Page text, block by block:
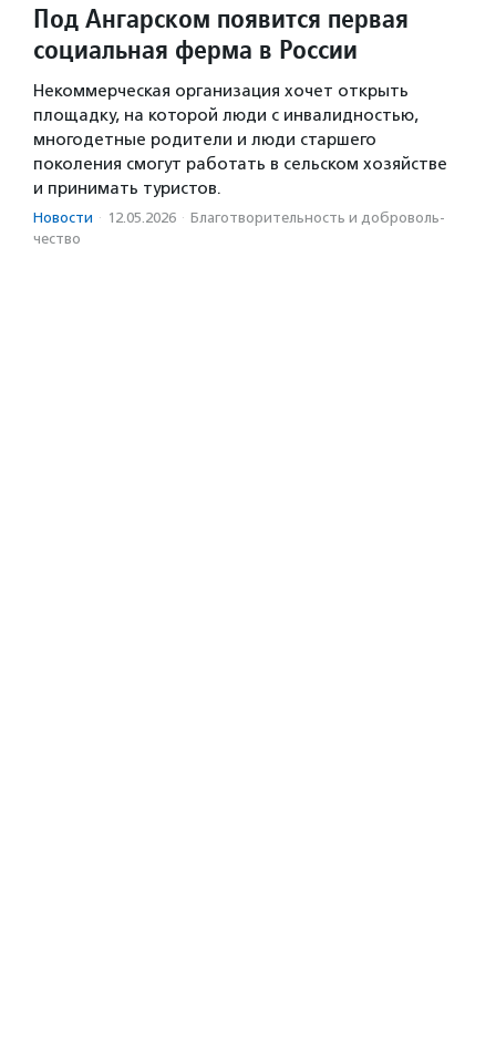
Под Ангарском появится первая
социальная ферма в России
Некоммерческая организация хочет открыть
площадку, на которой люди с инвалидностью,
многодетные родители и люди старшего
поколения смогут работать в сельском хозяйстве
и принимать туристов.
Новости · 12.05.2026 · Благотвори­тель­ность и доброволь­
чест­во